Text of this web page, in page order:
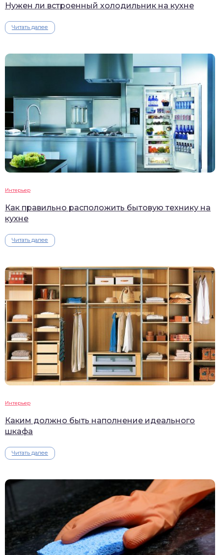
Нужен ли встроенный холодильник на кухне
Читать далее
Интерьер
Как правильно расположить бытовую технику на
кухне
Читать далее
Интерьер
Каким должно быть наполнение идеального
шкафа
Читать далее